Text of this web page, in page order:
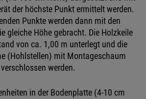
der höchste Punkt ermittelt werden.
Punkte werden dann mit den
gleiche Höhe gebracht. Die Holzkeile
von ca. 1,00 m unterlegt und die
(Hohlstellen) mit Montageschaum
verschlossen werden.
in der Bodenplatte (4-10 cm